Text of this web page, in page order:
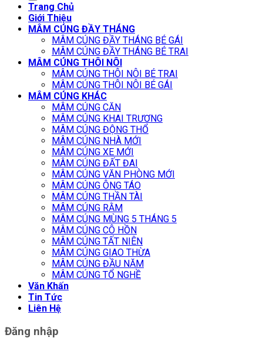
Trang Chủ
Giới Thiệu
MÂM CÚNG ĐẦY THÁNG
MÂM CÚNG ĐẦY THÁNG BÉ GÁI
MÂM CÚNG ĐẦY THÁNG BÉ TRAI
MÂM CÚNG THÔI NÔI
MÂM CÚNG THÔI NÔI BÉ TRAI
MÂM CÚNG THÔI NÔI BÉ GÁI
MÂM CÚNG KHÁC
MÂM CÚNG CĂN
MÂM CÚNG KHAI TRƯƠNG
MÂM CÚNG ĐỘNG THỔ
MÂM CÚNG NHÀ MỚI
MÂM CÚNG XE MỚI
MÂM CÚNG ĐẤT ĐAI
MÂM CÚNG VĂN PHÒNG MỚI
MÂM CÚNG ÔNG TÁO
MÂM CÚNG THẦN TÀI
MÂM CÚNG RẰM
MÂM CÚNG MÙNG 5 THÁNG 5
MÂM CÚNG CÔ HỒN
MÂM CÚNG TẤT NIÊN
MÂM CÚNG GIAO THỪA
MÂM CÚNG ĐẦU NĂM
MÂM CÚNG TỔ NGHỀ
Văn Khấn
Tin Tức
Liên Hệ
Đăng nhập